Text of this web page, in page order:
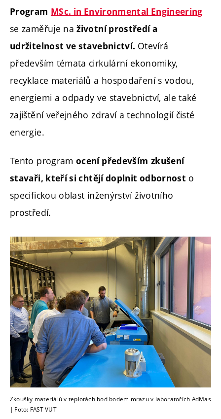
Program MSc. in Environmental Engineering
se zaměřuje naživotní prostředí a
udržitelnost ve stavebnictví. Otevírá
především témata cirkulární ekonomiky,
recyklace materiálů a hospodaření s vodou,
energiemi a odpady ve stavebnictví, ale také
zajištění veřejného zdraví a technologií čisté
energie.
Tento programocení především zkušení
stavaři, kteří si chtějí doplnit odbornost o
specifickou oblast inženýrství životního
prostředí.
Zkoušky materiálů v teplotách bod bodem mrazu v laboratořích AdMas
| Foto: FAST VUT